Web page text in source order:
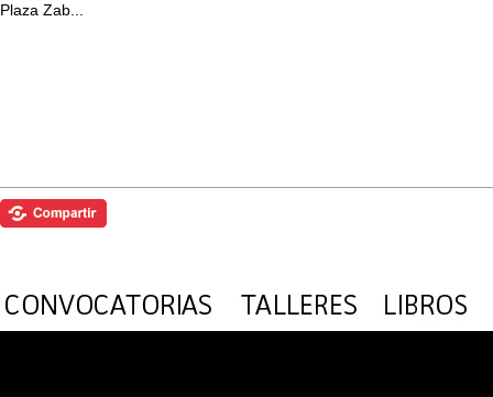
Plaza Zab...